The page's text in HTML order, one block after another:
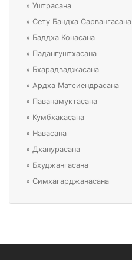
» Уштрасана
» Сету Бандха Сарвангасана
» Баддха Конасана
» Падангуштхасана
» Бхарадваджасана
» Ардха Матсиендрасана
» Паванамуктасана
» Кумбхакасана
» Навасана
» Дханурасана
» Бхуджангасана
» Симхагарджанасана